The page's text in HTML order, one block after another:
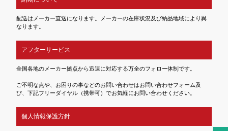
配送はメーカー直送になります。メーカーの在庫状況及び納品地域により異
なります。
アフターサービス
全国各地のメーカー拠点から迅速に対応する万全のフォロー体制です。
ご不明な点や、お困りの事などのお問い合わせはお問い合わせフォーム及
び、下記フリーダイヤル（携帯可）でお気軽にお問い合わせください。
個人情報保護方針